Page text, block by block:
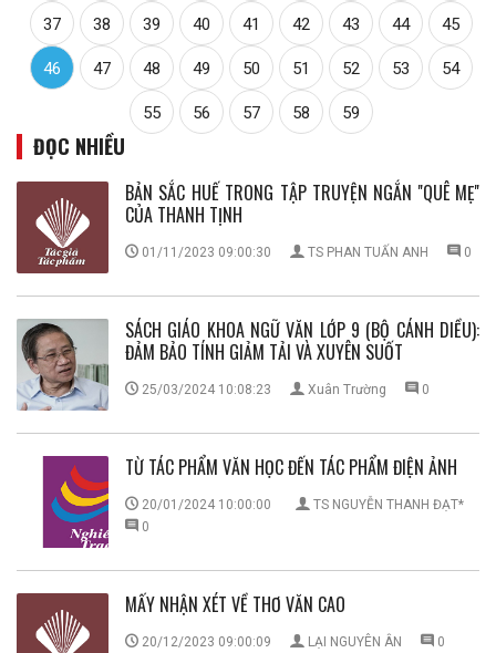
37 38 39 40 41 42 43 44 45
46 47 48 49 50 51 52 53 54
55 56 57 58 59
ĐỌC NHIỀU
BẢN SẮC HUẾ TRONG TẬP TRUYỆN NGẮN ''QUÊ MẸ''
CỦA THANH TỊNH
01/11/2023 09:00:30 TS PHAN TUẤN ANH 0
SÁCH GIÁO KHOA NGỮ VĂN LỚP 9 (BỘ CÁNH DIỀU):
ĐẢM BẢO TÍNH GIẢM TẢI VÀ XUYÊN SUỐT
25/03/2024 10:08:23 Xuân Trường 0
TỪ TÁC PHẨM VĂN HỌC ĐẾN TÁC PHẨM ĐIỆN ẢNH
20/01/2024 10:00:00
TS NGUYỄN THANH ĐẠT*
0
MẤY NHẬN XÉT VỀ THƠ VĂN CAO
20/12/2023 09:00:09 LẠI NGUYÊN ÂN 0